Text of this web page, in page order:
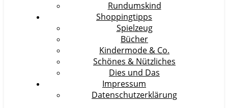
Rundumskind
Shoppingtipps
Spielzeug
Bücher
Kindermode & Co.
Schönes & Nützliches
Dies und Das
Impressum
Datenschutzerklärung